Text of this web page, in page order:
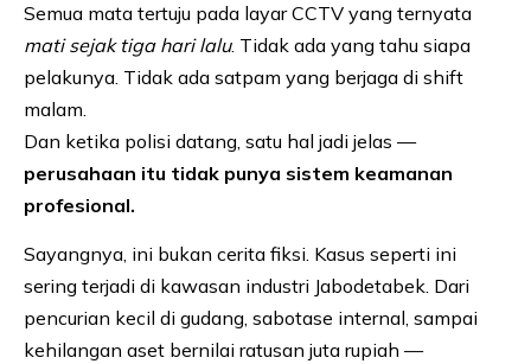
Semua mata tertuju pada layar CCTV yang ternyata
mati sejak tiga hari lalu. Tidak ada yang tahu siapa
pelakunya. Tidak ada satpam yang berjaga di shift
malam.
Dan ketika polisi datang, satu hal jadi jelas —
perusahaan itu tidak punya sistem keamanan
profesional.
Sayangnya, ini bukan cerita fiksi. Kasus seperti ini
sering terjadi di kawasan industri Jabodetabek. Dari
pencurian kecil di gudang, sabotase internal, sampai
kehilangan aset bernilai ratusan juta rupiah —